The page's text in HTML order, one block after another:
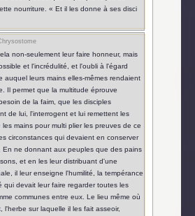
nourriture. « Et il les donne à ses disci
non-seulement leur faire honneur, mais
et l'incrédulité, et l'oubli à l'égard
auquel leurs mains elles-mêmes rendaient
Il permet que la multitude éprouve
de la faim, que les disciples
de lui, l'interrogent et lui remettent les
les mains pour multi plier les preuves de ce
circonstances qui devaient en conserver
En ne donnant aux peuples que des pains
et en les leur distribuant d'une
il leur enseigne l'humilité, la tempérance
qui devait leur faire regarder toutes les
communes entre eux. Le lieu même où
l'herbe sur laquelle il les fait asseoir,